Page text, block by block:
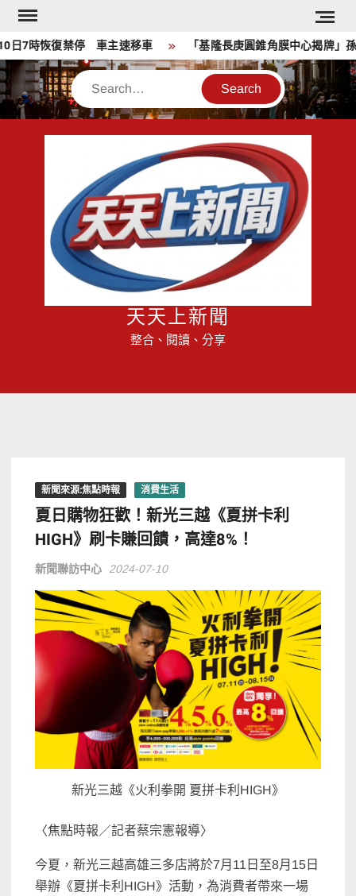
Skip
content
7時恢復禁停 車主速移車 「基隆長庚圓錐角膜中心揭牌」孫
Search
天天上新聞
整合、閱讀、分享
新聞來源:焦點時報 消費生活
夏日購物狂歡！新光三越《夏拼卡利
HIGH》刷卡賺回饋，高達8%！
新聞聯訪中心 2024-07-10
新光三越《火利拳開 夏拼卡利HIGH》
〈焦點時報／記者蔡宗憲報導〉
今夏，新光三越高雄三多店將於7月11日至8月15日
舉辦《夏拼卡利HIGH》活動，為消費者帶來一場